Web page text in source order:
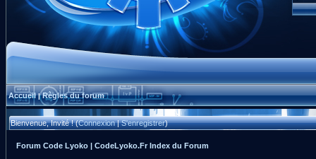
Accueil|Règles du forum
Bienvenue, Invité ! (Connexion|S'enregistrer)
Forum Code Lyoko | CodeLyoko.Fr Index du Forum